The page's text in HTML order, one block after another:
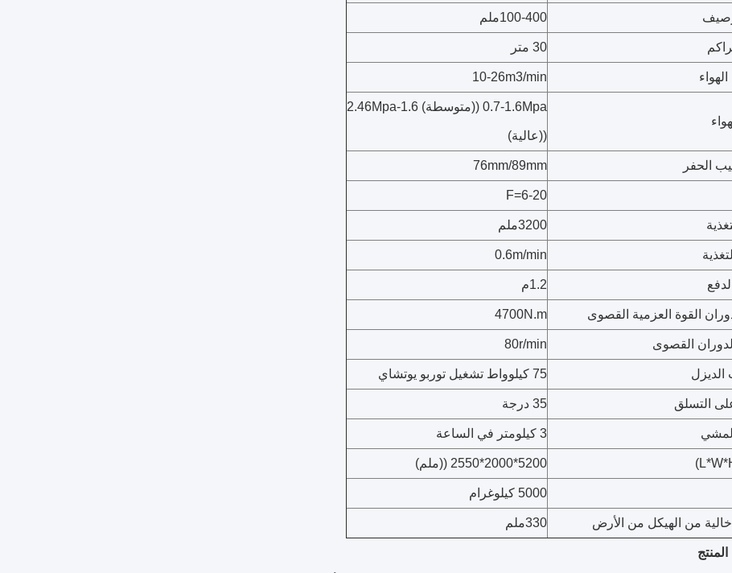
100-400ملم
30 متر
10-26m3/min
0.7-1.6Mpa ((متوسطة) 1.6-2.46Mpa
((عالية)
الحفر 76mm/89mm
F=6-20
3200ملم
0.6m/min
1.2م
القوة العزمية القصوى 4700N.m
القصوى 80r/min
75 كيلوواط تشغيل توربو يوتشاي
التسلق 35 درجة
3 كيلومتر في الساعة
5200*2000*2550 ((ملم)
5000 كيلوغرام
من الهيكل من الأرض 330ملم